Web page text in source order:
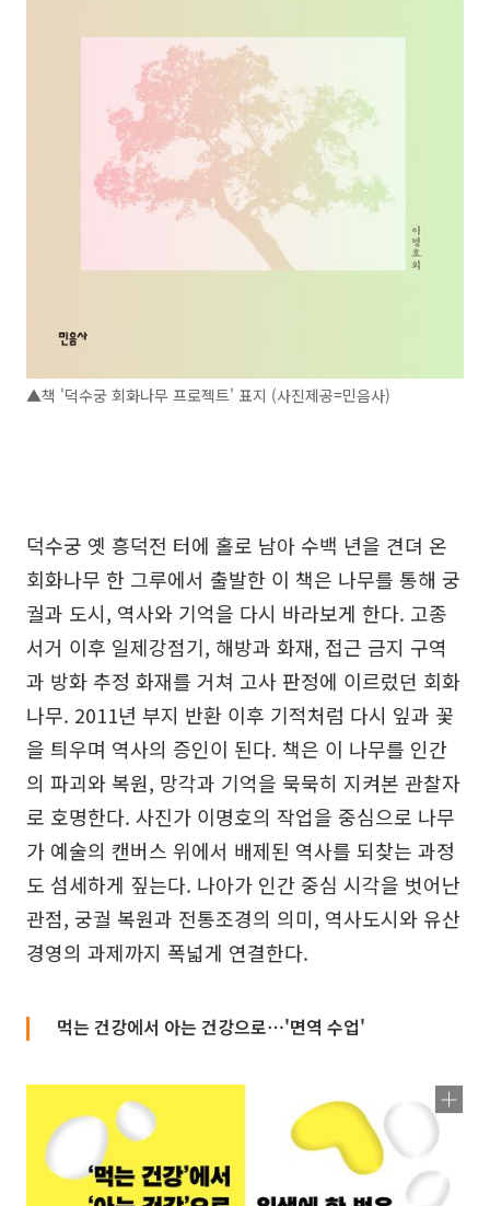
▲책 '덕수궁 회화나무 프로젝트' 표지 (사진제공=민음사)
덕수궁 옛 흥덕전 터에 홀로 남아 수백 년을 견뎌 온
회화나무 한 그루에서 출발한 이 책은 나무를 통해 궁
궐과 도시, 역사와 기억을 다시 바라보게 한다. 고종
서거 이후 일제강점기, 해방과 화재, 접근 금지 구역
과 방화 추정 화재를 거쳐 고사 판정에 이르렀던 회화
나무. 2011년 부지 반환 이후 기적처럼 다시 잎과 꽃
을 틔우며 역사의 증인이 된다. 책은 이 나무를 인간
의 파괴와 복원, 망각과 기억을 묵묵히 지켜본 관찰자
로 호명한다. 사진가 이명호의 작업을 중심으로 나무
가 예술의 캔버스 위에서 배제된 역사를 되찾는 과정
도 섬세하게 짚는다. 나아가 인간 중심 시각을 벗어난
관점, 궁궐 복원과 전통조경의 의미, 역사도시와 유산
경영의 과제까지 폭넓게 연결한다.
먹는 건강에서 아는 건강으로⋯'면역 수업'